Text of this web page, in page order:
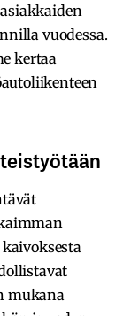
vuodessa.
kertaa
mukana